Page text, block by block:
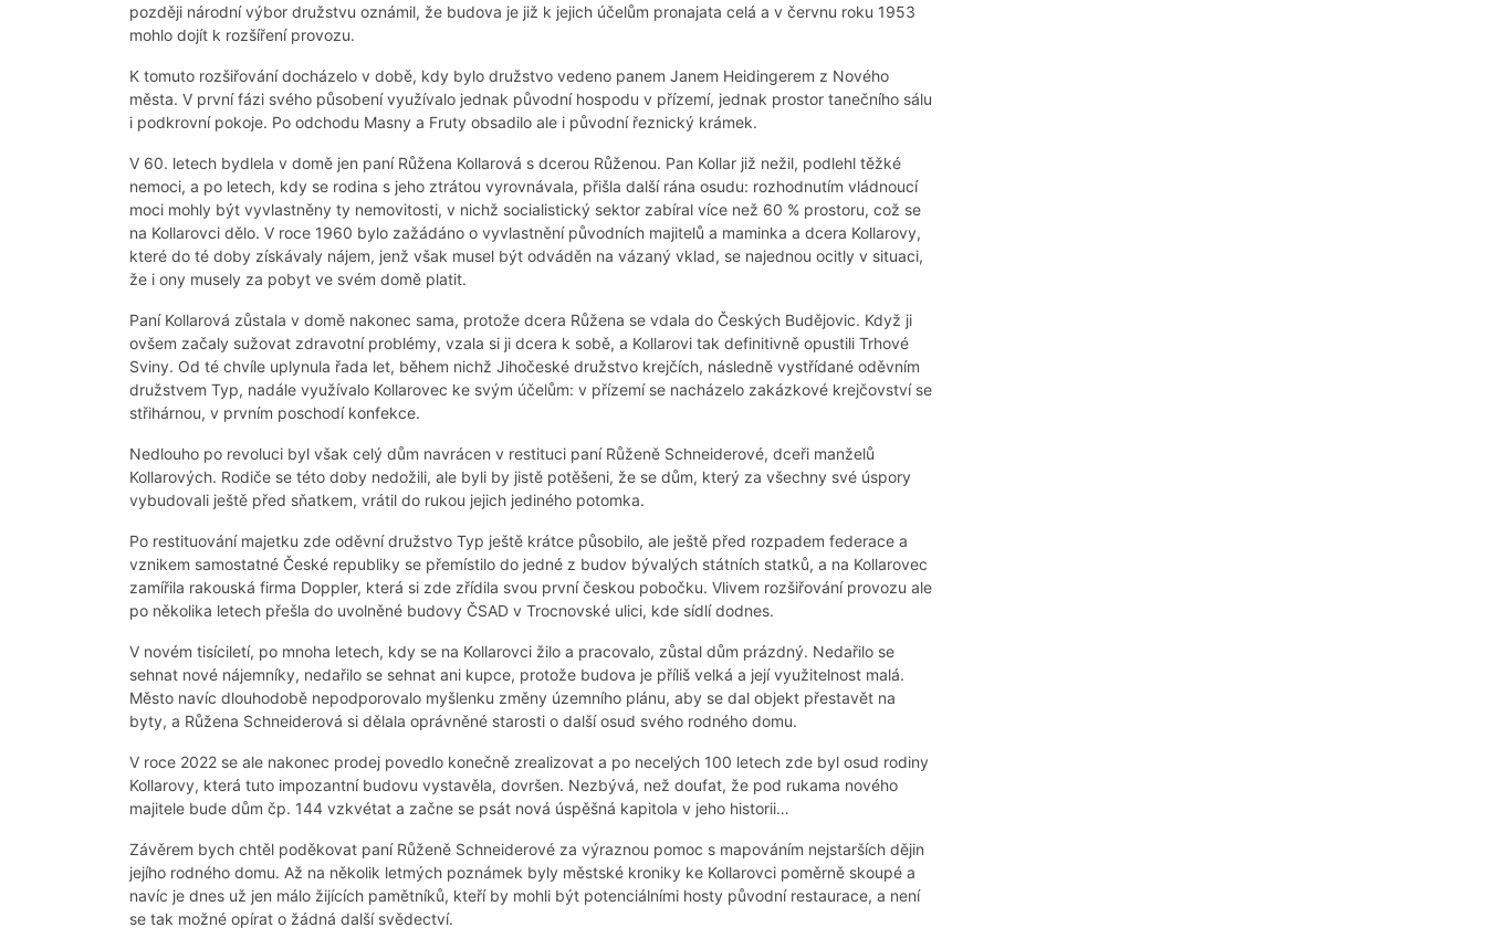
později národní výbor družstvu oznámil, že budova je již k jejich účelům pronajata celá a v červnu roku 1953
mohlo dojít k rozšíření provozu.
K tomuto rozšiřování docházelo v době, kdy bylo družstvo vedeno panem Janem Heidingerem z Nového
města. V první fázi svého působení využívalo jednak původní hospodu v přízemí, jednak prostor tanečního sálu
i podkrovní pokoje. Po odchodu Masny a Fruty obsadilo ale i původní řeznický krámek.
V 60. letech bydlela v domě jen paní Růžena Kollarová s dcerou Růženou. Pan Kollar již nežil, podlehl těžké
nemoci, a po letech, kdy se rodina s jeho ztrátou vyrovnávala, přišla další rána osudu: rozhodnutím vládnoucí
moci mohly být vyvlastněny ty nemovitosti, v nichž socialistický sektor zabíral více než 60 % prostoru, což se
na Kollarovci dělo. V roce 1960 bylo zažádáno o vyvlastnění původních majitelů a maminka a dcera Kollarovy,
které do té doby získávaly nájem, jenž však musel být odváděn na vázaný vklad, se najednou ocitly v situaci,
že i ony musely za pobyt ve svém domě platit.
Paní Kollarová zůstala v domě nakonec sama, protože dcera Růžena se vdala do Českých Budějovic. Když ji
ovšem začaly sužovat zdravotní problémy, vzala si ji dcera k sobě, a Kollarovi tak definitivně opustili Trhové
Sviny. Od té chvíle uplynula řada let, během nichž Jihočeské družstvo krejčích, následně vystřídané oděvním
družstvem Typ, nadále využívalo Kollarovec ke svým účelům: v přízemí se nacházelo zakázkové krejčovství se
střihárnou, v prvním poschodí konfekce.
Nedlouho po revoluci byl však celý dům navrácen v restituci paní Růženě Schneiderové, dceři manželů
Kollarových. Rodiče se této doby nedožili, ale byli by jistě potěšeni, že se dům, který za všechny své úspory
vybudovali ještě před sňatkem, vrátil do rukou jejich jediného potomka.
Po restituování majetku zde oděvní družstvo Typ ještě krátce působilo, ale ještě před rozpadem federace a
vznikem samostatné České republiky se přemístilo do jedné z budov bývalých státních statků, a na Kollarovec
zamířila rakouská firma Doppler, která si zde zřídila svou první českou pobočku. Vlivem rozšiřování provozu ale
po několika letech přešla do uvolněné budovy ČSAD v Trocnovské ulici, kde sídlí dodnes.
V novém tisíciletí, po mnoha letech, kdy se na Kollarovci žilo a pracovalo, zůstal dům prázdný. Nedařilo se
sehnat nové nájemníky, nedařilo se sehnat ani kupce, protože budova je příliš velká a její využitelnost malá.
Město navíc dlouhodobě nepodporovalo myšlenku změny územního plánu, aby se dal objekt přestavět na
byty, a Růžena Schneiderová si dělala oprávněné starosti o další osud svého rodného domu.
V roce 2022 se ale nakonec prodej povedlo konečně zrealizovat a po necelých 100 letech zde byl osud rodiny
Kollarovy, která tuto impozantní budovu vystavěla, dovršen. Nezbývá, než doufat, že pod rukama nového
majitele bude dům čp. 144 vzkvétat a začne se psát nová úspěšná kapitola v jeho historii…
Závěrem bych chtěl poděkovat paní Růženě Schneiderové za výraznou pomoc s mapováním nejstarších dějin
jejího rodného domu. Až na několik letmých poznámek byly městské kroniky ke Kollarovci poměrně skoupé a
navíc je dnes už jen málo žijících pamětníků, kteří by mohli být potenciálními hosty původní restaurace, a není
se tak možné opírat o žádná další svědectví.